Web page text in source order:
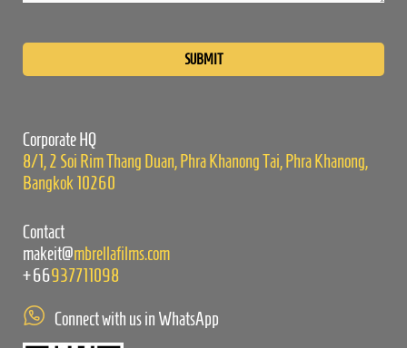
Corporate HQ
8/1, 2 Soi Rim Thang Duan, Phra Khanong Tai, Phra Khanong,
Bangkok 10260
Contact
makeit@mbrellafilms.com
+66937711098
Connect with us in WhatsApp